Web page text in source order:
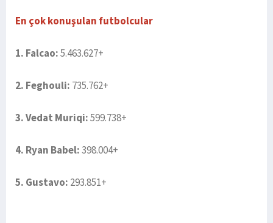
En çok konuşulan futbolcular
1. Falcao:5.463.627+
2. Feghouli: 735.762+
3. Vedat Muriqi:599.738+
4. Ryan Babel:398.004+
5. Gustavo: 293.851+